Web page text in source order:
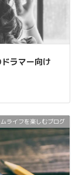
ラマー向け
ムライフを楽しむブログ